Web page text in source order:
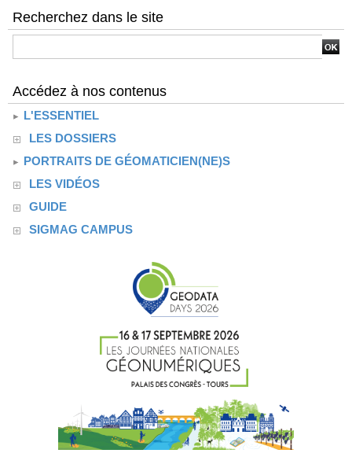
Recherchez dans le site
Accédez à nos contenus
L'ESSENTIEL
LES DOSSIERS
PORTRAITS DE GÉOMATICIEN(NE)S
LES VIDÉOS
GUIDE
SIGMAG CAMPUS